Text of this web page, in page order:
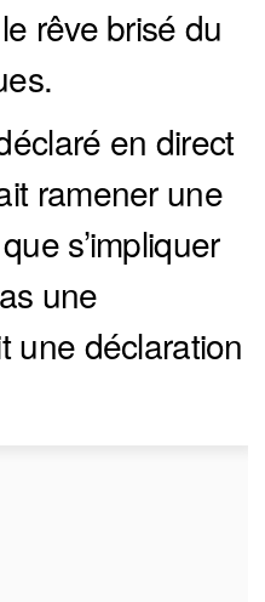
rêve brisé du
en direct
ramener une
s’impliquer
une
une déclaration